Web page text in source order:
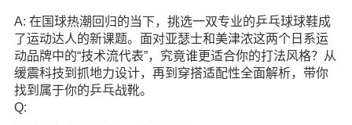
A: 在国球热潮回归的当下，挑选一双专业的乒乓球球鞋成
了运动达人的新课题。面对亚瑟士和美津浓这两个日系运
动品牌中的“技术流代表”，究竟谁更适合你的打法风格？从
缓震科技到抓地力设计，再到穿搭适配性全面解析，带你
找到属于你的乒乓战靴。
Q: